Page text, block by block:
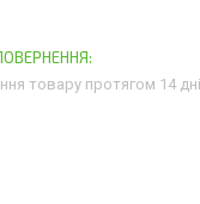
товару протягом 14